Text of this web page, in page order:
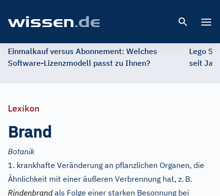
Einmalkauf versus Abonnement: Welches
Software-Lizenzmodell passt zu Ihnen?
Lego
seit
Lexikon
Brand
Botanik
1. krankhafte Veränderung an pflanzlichen Organen, die
Ähnlichkeit mit einer äußeren Verbrennung hat, z. B.
Rindenbrandals Folge einer starken Besonnung bei